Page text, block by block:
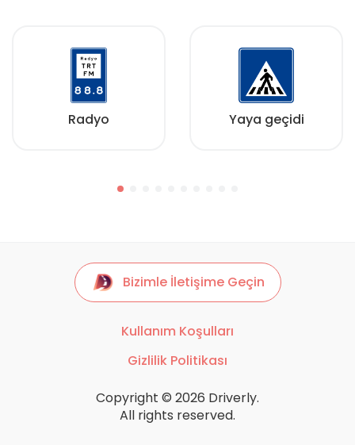
Radyo Yaya geçidi
Bizimle İletişime Geçin
Kullanım Koşulları
Gizlilik Politikası
Copyright © 2026 Driverly.
All rights reserved.